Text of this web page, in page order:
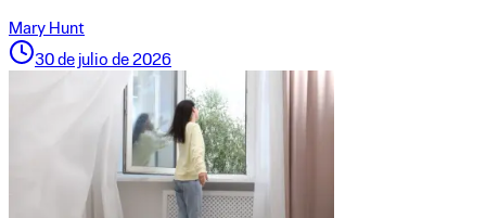
Mary Hunt
30 de julio de 2026